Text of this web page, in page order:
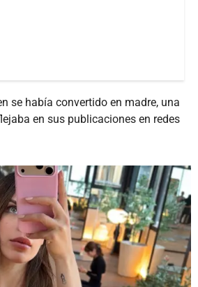
se había convertido en madre, una
en sus publicaciones en redes